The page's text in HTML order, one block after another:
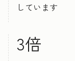
しています
3倍